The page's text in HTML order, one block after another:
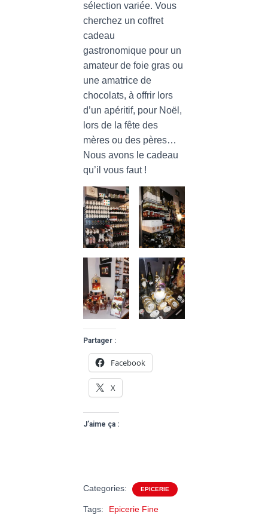
sélection variée. Vous
cherchez un coffret
cadeau
gastronomique pour un
amateur de foie gras ou
une amatrice de
chocolats, à offrir lors
d’un apéritif, pour Noël,
lors de la fête des
mères ou des pères…
Nous avons le cadeau
qu’il vous faut !
Partager :
Facebook
X
J’aime ça :
Categories: EPICERIE
Tags: Epicerie Fine